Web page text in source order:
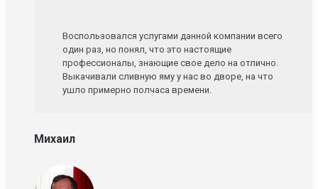
Воспользовался услугами данной компании всего
один раз, но понял, что это настоящие
профессионалы, знающие свое дело на отлично.
Выкачивали сливную яму у нас во дворе, на что
ушло примерно полчаса времени.
Михаил